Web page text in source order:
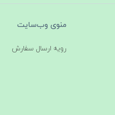
منوی وب‌سایت
رویه ارسال سفارش